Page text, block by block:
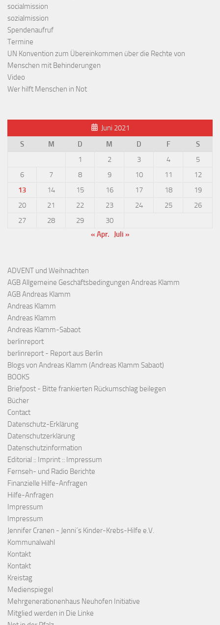
socialmission
sozialmission
Spendenaufruf
Termine
UN Konvention zum Übereinkommen über die Rechte von
Menschen mit Behinderungen
Video
Wer hilft Menschen in Not
Juni 2021
S
M D M D F
S
1
2 3 4
5
6
7 8 9 10 11
12
13
14 15 16 17 18
19
20
21 22 23 24 25
26
27
28 29
30
« Apr.
Juli »
ADVENT und Weihnachten
AGB Allgemeine Geschäftsbedingungen Andreas Klamm
AGB Andreas Klamm
Andreas Klamm
Andreas Klamm
Andreas Klamm-Sabaot
berlinreport
berlinreport - Report aus Berlin
Blogs von Andreas Klamm (Andreas Klamm Sabaot)
BOOKS
Briefpost - Bitte frankierten Rückumschlag beilegen
Bücher
Contact
Datenschutz-Erklärung
Datenschutzerklärung
Datenschutzinformation
Editorial :: Imprint :: Impressum
Fernseh- und Radio Berichte
Finanzielle Hilfe-Anfragen
Hilfe-Anfragen
Impressum
Impressum
Jennifer Cranen - Jenni´s Kinder-Krebs-Hilfe e.V.
Kommunalwahl
Kontakt
Kontakt
Kreistag
Medienspiegel
Mehrgenerationenhaus Neuhofen Initiative
Mitglied werden in Die Linke